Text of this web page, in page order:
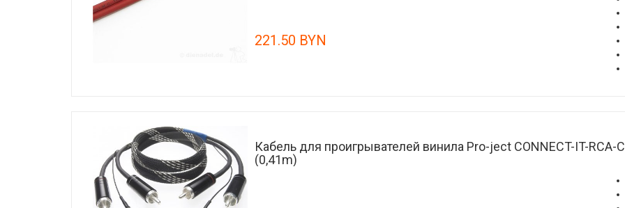
221.50 BYN
Кабель для проигрывателей винила Pro-ject CONNECT-IT-RCA-C
(0,41m)